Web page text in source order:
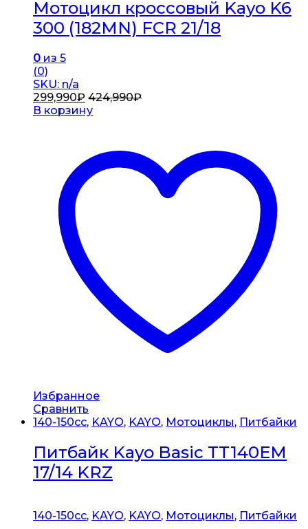
Мотоцикл кроссовый Kayo K6
300 (182MN) FCR 21/18
0 из 5
(0)
SKU: n/a
299,990₽ 424,990₽
В корзину
Избранное
Сравнить
140-150сс, KAYO, KAYO, Мотоциклы, Питбайки
Питбайк Kayo Basic TT140EM
17/14 KRZ
140-150сс, KAYO, KAYO, Мотоциклы, Питбайки